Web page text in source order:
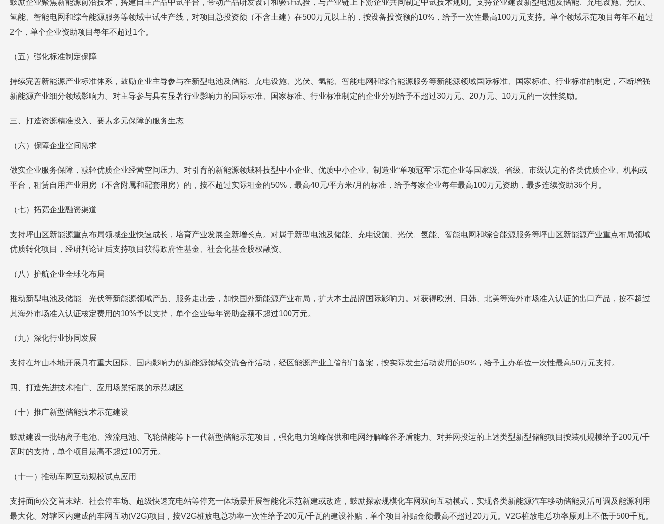
鼓励企业聚焦新能源前沿技术，搭建自主产品中试平台，带动产品研发设计和验证试验，与产业链上下游企业共同制定中试技术规则。支持企业建设新型电池及储能、充电设施、光伏、
氢能、智能电网和综合能源服务等领域中试生产线，对项目总投资额（不含土建）在500万元以上的，按设备投资额的10%，给予一次性最高100万元支持。单个领域示范项目每年不超过
2个，单个企业资助项目每年不超过1个。
（五）强化标准制定保障
持续完善新能源产业标准体系，鼓励企业主导参与在新型电池及储能、充电设施、光伏、氢能、智能电网和综合能源服务等新能源领域国际标准、国家标准、行业标准的制定，不断增强
新能源产业细分领域影响力。对主导参与具有显著行业影响力的国际标准、国家标准、行业标准制定的企业分别给予不超过30万元、20万元、10万元的一次性奖励。
三、打造资源精准投入、要素多元保障的服务生态
（六）保障企业空间需求
做实企业服务保障，减轻优质企业经营空间压力。对引育的新能源领域科技型中小企业、优质中小企业、制造业“单项冠军”示范企业等国家级、省级、市级认定的各类优质企业、机构或
平台，租赁自用产业用房（不含附属和配套用房）的，按不超过实际租金的50%，最高40元/平方米/月的标准，给予每家企业每年最高100万元资助，最多连续资助36个月。
（七）拓宽企业融资渠道
支持坪山区新能源重点布局领域企业快速成长，培育产业发展全新增长点。对属于新型电池及储能、充电设施、光伏、氢能、智能电网和综合能源服务等坪山区新能源产业重点布局领域
优质转化项目，经研判论证后支持项目获得政府性基金、社会化基金股权融资。
（八）护航企业全球化布局
推动新型电池及储能、光伏等新能源领域产品、服务走出去，加快国外新能源产业布局，扩大本土品牌国际影响力。对获得欧洲、日韩、北美等海外市场准入认证的出口产品，按不超过
其海外市场准入认证核定费用的10%予以支持，单个企业每年资助金额不超过100万元。
（九）深化行业协同发展
支持在坪山本地开展具有重大国际、国内影响力的新能源领域交流合作活动，经区能源产业主管部门备案，按实际发生活动费用的50%，给予主办单位一次性最高50万元支持。
四、打造先进技术推广、应用场景拓展的示范城区
（十）推广新型储能技术示范建设
鼓励建设一批钠离子电池、液流电池、飞轮储能等下一代新型储能示范项目，强化电力迎峰保供和电网纾解峰谷矛盾能力。对并网投运的上述类型新型储能项目按装机规模给予200元/千
瓦时的支持，单个项目最高不超过100万元。
（十一）推动车网互动规模试点应用
支持面向公交首末站、社会停车场、超级快速充电站等停充一体场景开展智能化示范新建或改造，鼓励探索规模化车网双向互动模式，实现各类新能源汽车移动储能灵活可调及能源利用
最大化。对辖区内建成的车网互动(V2G)项目，按V2G桩放电总功率一次性给予200元/千瓦的建设补贴，单个项目补贴金额最高不超过20万元。V2G桩放电总功率原则上不低于500千瓦。